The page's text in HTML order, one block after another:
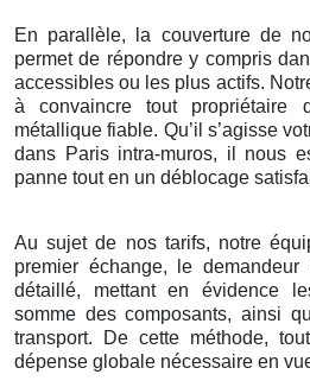
En parallèle, la couverture de
permet de répondre y compris
accessibles ou les plus actifs.
à convaincre tout
métallique fiable. Qu’il s’agisse
dans Paris intra-muros, il nous
panne tout en un déblocage
Au sujet de nos tarifs, notre
premier échange, le
détaillé, mettant en évidence
somme des composants, ainsi
transport. De cette méthode,
dépense globale nécessaire en